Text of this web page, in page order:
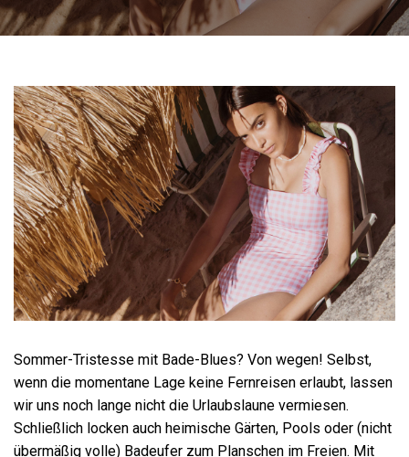
Sommer-Tristesse mit Bade-Blues? Von wegen! Selbst,
wenn die momentane Lage keine Fernreisen erlaubt, lassen
wir uns noch lange nicht die Urlaubslaune vermiesen.
Schließlich locken auch heimische Gärten, Pools oder (nicht
übermäßig volle) Badeufer zum Planschen im Freien. Mit